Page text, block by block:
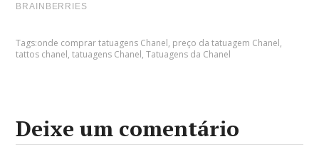
Tags:onde comprar tatuagens Chanel, preço da tatuagem Chanel,
tattos chanel,tatuagens Chanel,Tatuagens da Chanel
Deixe um comentário